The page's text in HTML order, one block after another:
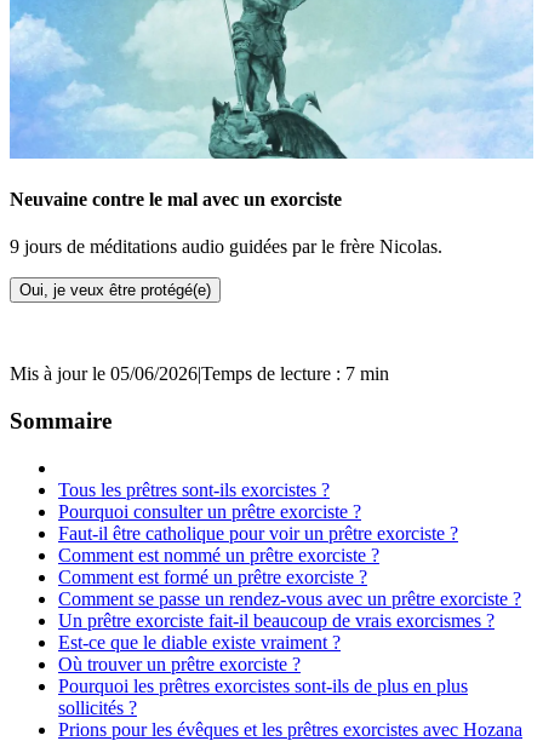
Neuvaine contre le mal avec un exorciste
9 jours de méditations audio guidées par le frère Nicolas.
Oui, je veux être protégé(e)
Mis à jour le 05/06/2026|Temps de lecture : 7 min
Sommaire
Tous les prêtres sont-ils exorcistes ?
Pourquoi consulter un prêtre exorciste ?
Faut-il être catholique pour voir un prêtre exorciste ?
Comment est nommé un prêtre exorciste ?
Comment est formé un prêtre exorciste ?
Comment se passe un rendez-vous avec un prêtre exorciste ?
Un prêtre exorciste fait-il beaucoup de vrais exorcismes ?
Est-ce que le diable existe vraiment ?
Où trouver un prêtre exorciste ?
Pourquoi les prêtres exorcistes sont-ils de plus en plus
sollicités ?
Prions pour les évêques et les prêtres exorcistes avec Hozana